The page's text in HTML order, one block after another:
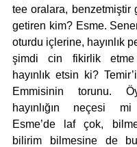
tee oralara, benzetmiştir
getiren kim? Esme.
oturdu içlerine, hayınlık
şimdi cin fikirlik
hayınlık etsin ki?
Emmisinin torunu.
hayınlığın neçesi
Esme’de laf çok,
bilirim bilmesine de